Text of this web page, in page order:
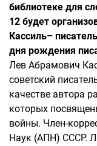
библиотеке для
12 будет
Кассиль–
дня рождения
Лев Абрамович
советский
качестве автора
которых
войны. Член-
Наук (АПН) СССР.